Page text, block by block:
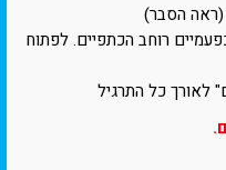
(ראה הסבר)
רוחב הכתפיים. לפתוח
לאורך כל התרגיל